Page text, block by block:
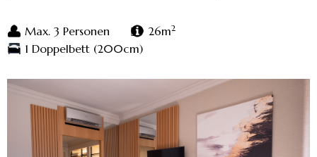
Max. 3 Personen 26m2
1 Doppelbett (200cm)